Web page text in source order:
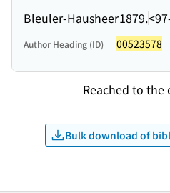
Bleuler-Hausheer1879.
Author Heading (ID) 00523578
Reached to the
Bulk download of